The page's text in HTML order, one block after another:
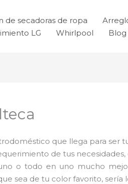
de secadoras de ropa
LG Whirlpool Blog
que llega para ser
de tus
o todo en uno mucho
sea de tu color favorito, sería